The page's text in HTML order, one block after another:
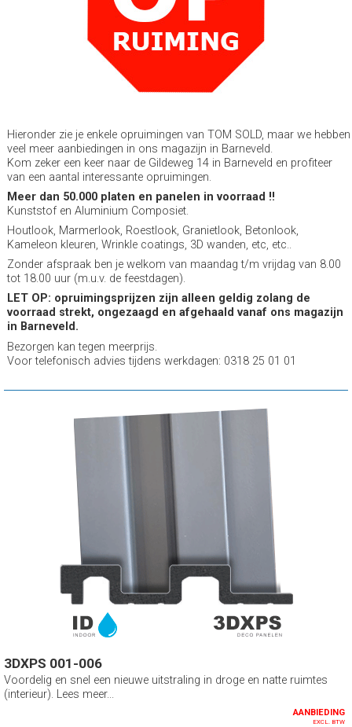
Hieronder zie je enkele opruimingen van TOM SOLD, maar we hebben
veel meer aanbiedingen in ons magazijn in Barneveld.
Kom zeker een keer naar de Gildeweg 14 in Barneveld en profiteer
van een aantal interessante opruimingen.
Meer dan 50.000 platen en panelen in voorraad !!
Kunststof en Aluminium Composiet.
Houtlook, Marmerlook, Roestlook, Granietlook, Betonlook,
Kameleon kleuren, Wrinkle coatings, 3D wanden, etc, etc..
Zonder afspraak ben je welkom van maandag t/m vrijdag van 8.00
tot 18.00 uur (m.u.v. de feestdagen).
LET OP: opruimingsprijzen zijn alleen geldig zolang de
voorraad strekt, ongezaagd en afgehaald vanaf ons magazijn
in Barneveld.
Bezorgen kan tegen meerprijs.
Voor telefonisch advies tijdens werkdagen: 0318 25 01 01
3DXPS 001-006
Voordelig en snel een nieuwe uitstraling in droge en natte ruimtes
(interieur). Lees meer...
AANBIEDING
EXCL. BTW